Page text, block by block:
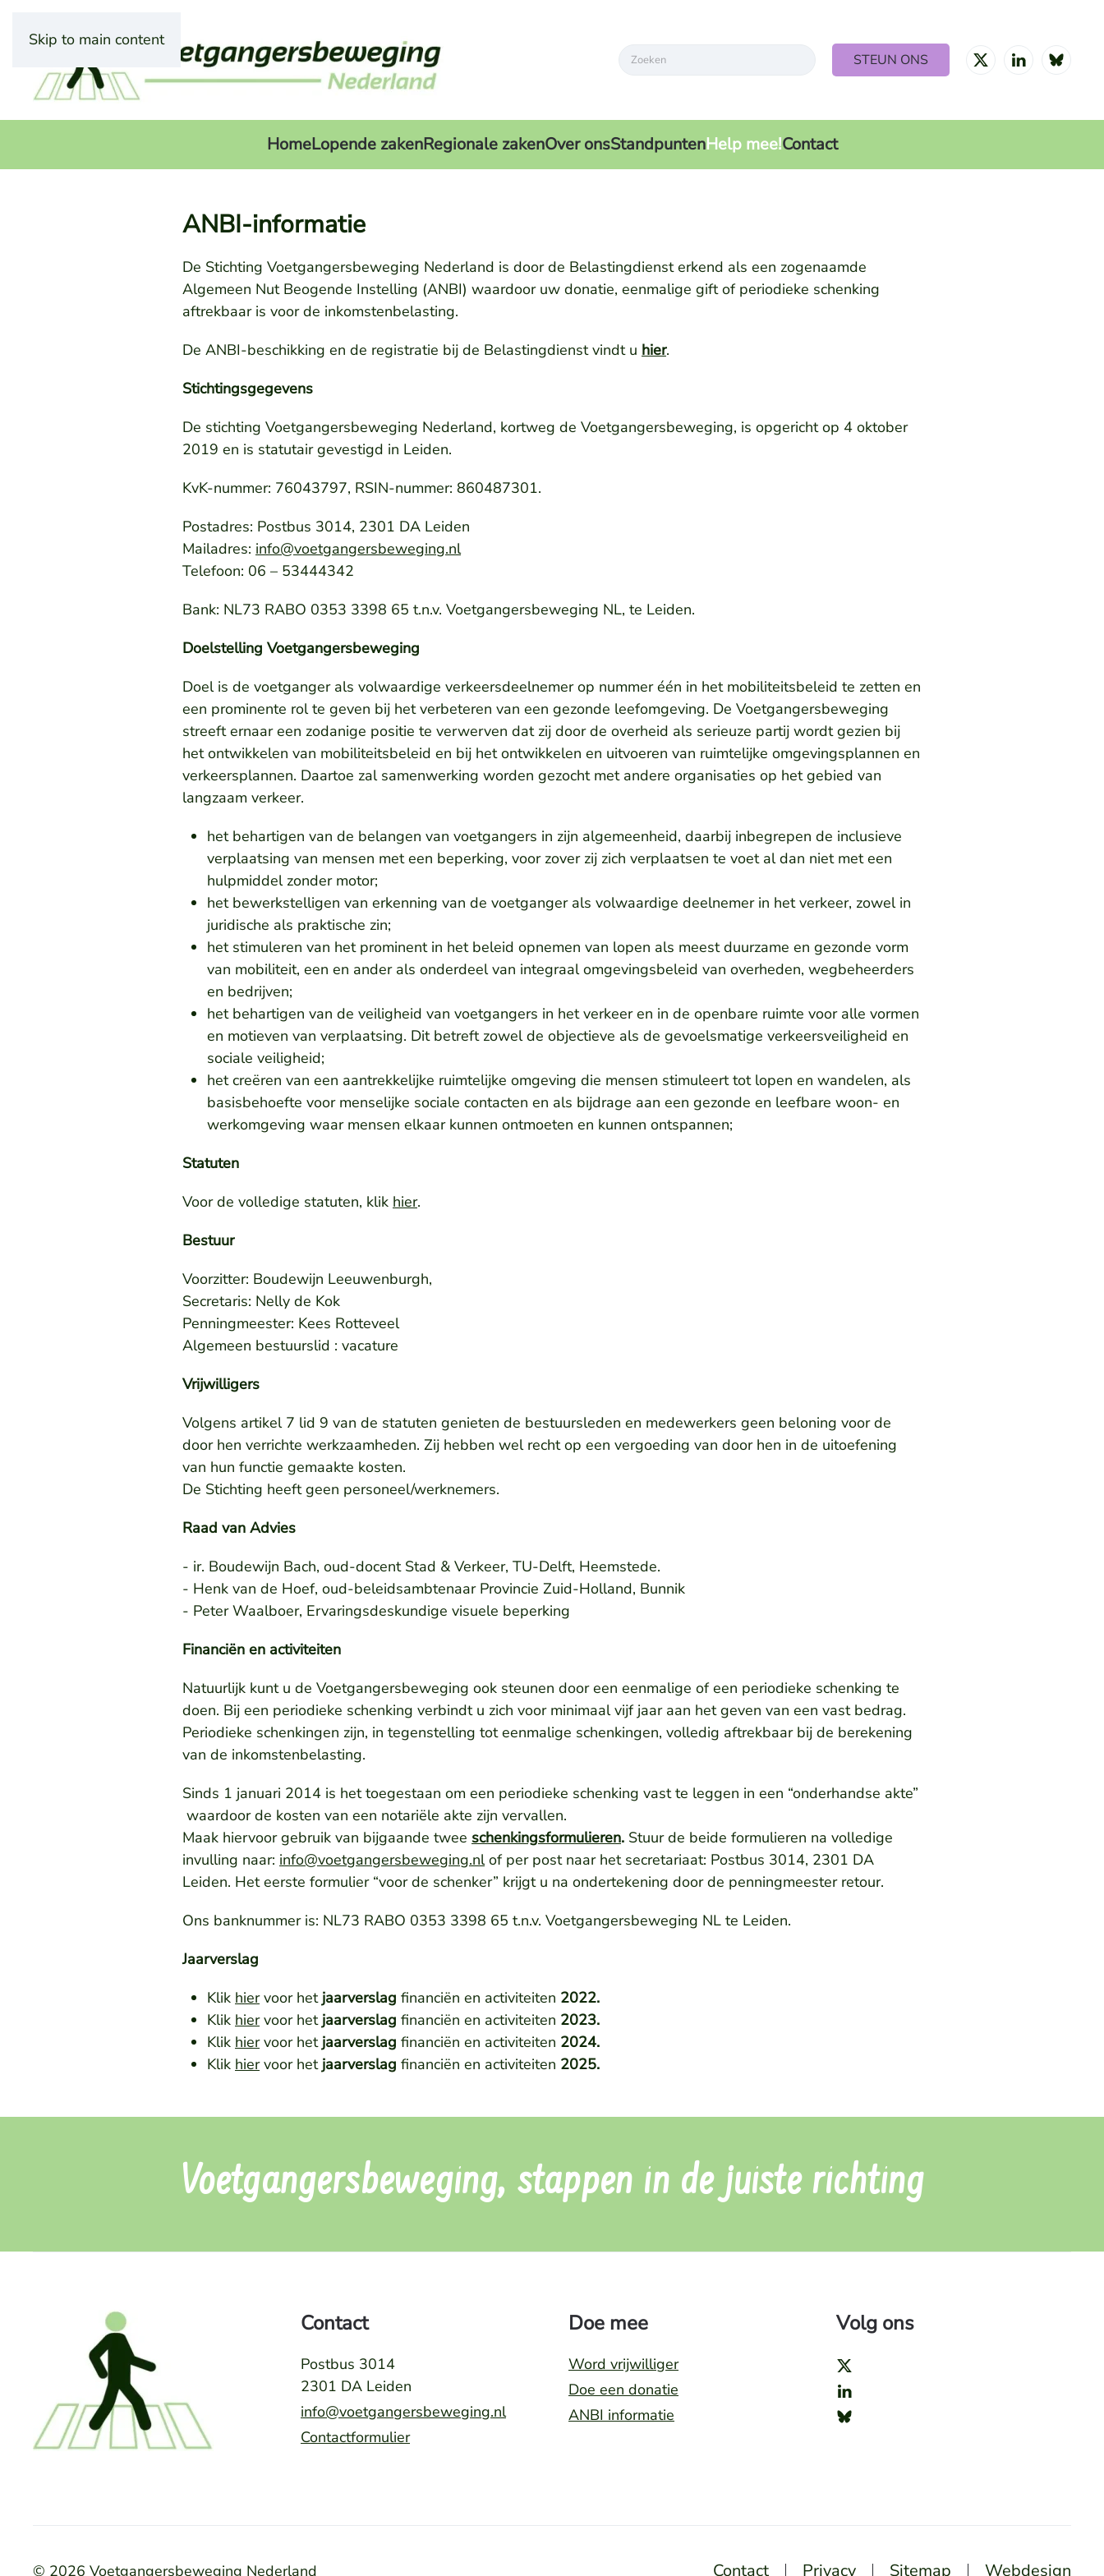
Skip to main content
STEUN ONS
HomeLopende zakenRegionale zakenOver onsStandpuntenHelp mee!Contact
ANBI-informatie
De Stichting Voetgangersbeweging Nederland is door de Belastingdienst erkend als een zogenaamde
Algemeen Nut Beogende Instelling (ANBI) waardoor uw donatie, eenmalige gift of periodieke schenking
aftrekbaar is voor de inkomstenbelasting.
De ANBI-beschikking en de registratie bij de Belastingdienst vindt u hier.
Stichtingsgegevens
De stichting Voetgangersbeweging Nederland, kortweg de Voetgangersbeweging, is opgericht op 4 oktober
2019 en is statutair gevestigd in Leiden.
KvK-nummer: 76043797, RSIN-nummer: 860487301.
Postadres: Postbus 3014, 2301 DA Leiden
Mailadres: info@voetgangersbeweging.nl
Telefoon: 06 – 53444342
Bank: NL73 RABO 0353 3398 65 t.n.v. Voetgangersbeweging NL, te Leiden.
Doelstelling Voetgangersbeweging
Doel is de voetganger als volwaardige verkeersdeelnemer op nummer één in het mobiliteitsbeleid te zetten en
een prominente rol te geven bij het verbeteren van een gezonde leefomgeving. De Voetgangersbeweging
streeft ernaar een zodanige positie te verwerven dat zij door de overheid als serieuze partij wordt gezien bij
het ontwikkelen van mobiliteitsbeleid en bij het ontwikkelen en uitvoeren van ruimtelijke omgevingsplannen en
verkeersplannen. Daartoe zal samenwerking worden gezocht met andere organisaties op het gebied van
langzaam verkeer.
het behartigen van de belangen van voetgangers in zijn algemeenheid, daarbij inbegrepen de inclusieve
verplaatsing van mensen met een beperking, voor zover zij zich verplaatsen te voet al dan niet met een
hulpmiddel zonder motor;
het bewerkstelligen van erkenning van de voetganger als volwaardige deelnemer in het verkeer, zowel in
juridische als praktische zin;
het stimuleren van het prominent in het beleid opnemen van lopen als meest duurzame en gezonde vorm
van mobiliteit, een en ander als onderdeel van integraal omgevingsbeleid van overheden, wegbeheerders
en bedrijven;
het behartigen van de veiligheid van voetgangers in het verkeer en in de openbare ruimte voor alle vormen
en motieven van verplaatsing. Dit betreft zowel de objectieve als de gevoelsmatige verkeersveiligheid en
sociale veiligheid;
het creëren van een aantrekkelijke ruimtelijke omgeving die mensen stimuleert tot lopen en wandelen, als
basisbehoefte voor menselijke sociale contacten en als bijdrage aan een gezonde en leefbare woon- en
werkomgeving waar mensen elkaar kunnen ontmoeten en kunnen ontspannen;
Statuten
Voor de volledige statuten, klik hier.
Bestuur
Voorzitter: Boudewijn Leeuwenburgh,
Secretaris: Nelly de Kok
Penningmeester: Kees Rotteveel
Algemeen bestuurslid : vacature
Vrijwilligers
Volgens artikel 7 lid 9 van de statuten genieten de bestuursleden en medewerkers geen beloning voor de
door hen verrichte werkzaamheden. Zij hebben wel recht op een vergoeding van door hen in de uitoefening
van hun functie gemaakte kosten.
De Stichting heeft geen personeel/werknemers.
Raad van Advies
- ir. Boudewijn Bach, oud-docent Stad & Verkeer, TU-Delft, Heemstede.
- Henk van de Hoef, oud-beleidsambtenaar Provincie Zuid-Holland, Bunnik
- Peter Waalboer, Ervaringsdeskundige visuele beperking
Financiën en activiteiten
Natuurlijk kunt u de Voetgangersbeweging ook steunen door een eenmalige of een periodieke schenking te
doen. Bij een periodieke schenking verbindt u zich voor minimaal vijf jaar aan het geven van een vast bedrag.
Periodieke schenkingen zijn, in tegenstelling tot eenmalige schenkingen, volledig aftrekbaar bij de berekening
van de inkomstenbelasting.
Sinds 1 januari 2014 is het toegestaan om een periodieke schenking vast te leggen in een “onderhandse akte”
waardoor de kosten van een notariële akte zijn vervallen.
Maak hiervoor gebruik van bijgaande twee schenkingsformulieren. Stuur de beide formulieren na volledige
invulling naar: info@voetgangersbeweging.nlof per post naar het secretariaat: Postbus 3014, 2301 DA
Leiden. Het eerste formulier “voor de schenker” krijgt u na ondertekening door de penningmeester retour.
Ons banknummer is: NL73 RABO 0353 3398 65 t.n.v. Voetgangersbeweging NL te Leiden.
Jaarverslag
Klik hiervoor het jaarverslag financiën en activiteiten 2022.
Klik hiervoor het jaarverslag financiën en activiteiten 2023.
Klik hiervoor het jaarverslag financiën en activiteiten 2024.
Klik hiervoor het jaarverslag financiën en activiteiten 2025.
Voetgangersbeweging, stappen in de juiste richting
Contact
Postbus 3014
2301 DA Leiden
info@voetgangersbeweging.nl
Contactformulier
Doe mee
Word vrijwilliger
Doe een donatie
ANBI informatie
Volg ons
Contact Privacy Sitemap Webdesign
© 2026 Voetgangersbeweging Nederland